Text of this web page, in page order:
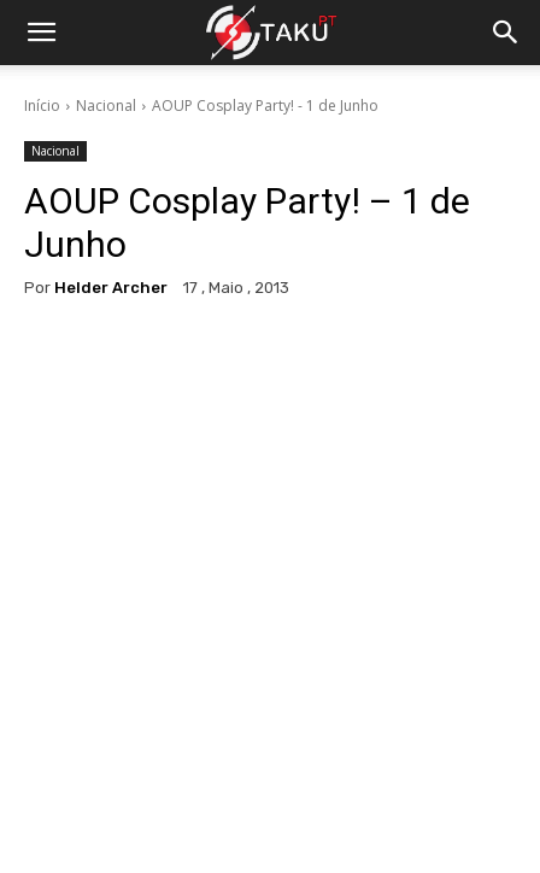
Início Nacional AOUP Cosplay Party! - 1 de Junho
Nacional
AOUP Cosplay Party! – 1 de
Junho
Por Helder Archer 17 , Maio , 2013